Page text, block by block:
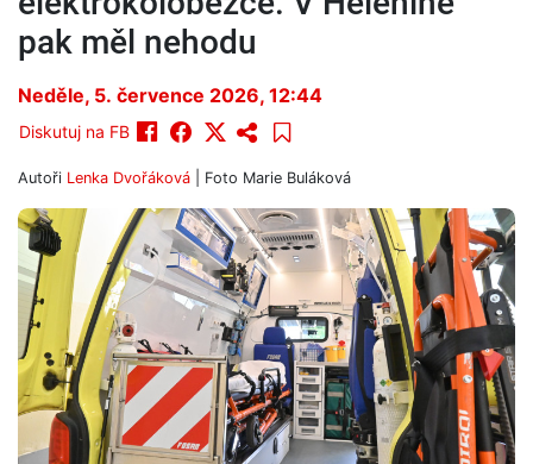
pak měl nehodu
Neděle, 5. července 2026, 12:44
Diskutuj na FB
Autoři Lenka Dvořáková | Foto Marie Buláková